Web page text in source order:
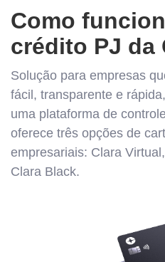
Como
crédito PJ da
Solução para empresas
fácil, transparente e
uma plataforma de
oferece três opções de
empresariais: Clara
Clara Black.